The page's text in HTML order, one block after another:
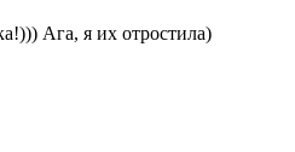
Ага, я их отростила)